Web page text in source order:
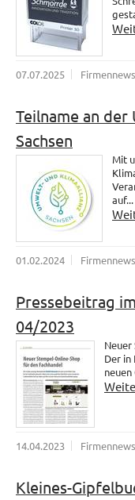
07.07.2025 Firmennews
Teilname an
Sachsen
Mit
auf...
01.02.2024 Firmennews
Pressebeitrag
04/2023
Der in
14.04.2023 Firmennews
Kleines-